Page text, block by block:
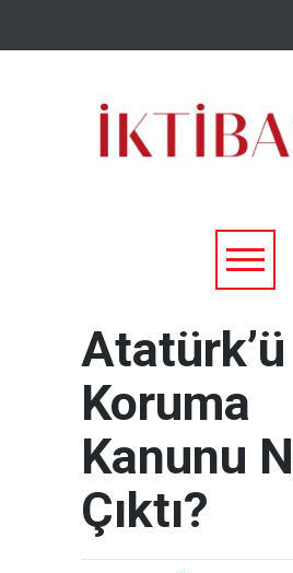
Atatürk’ü
Koruma
Kanunu
Çıktı?